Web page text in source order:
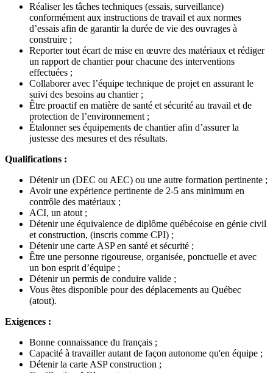
Réaliser les tâches techniques (essais, surveillance)
conformément aux instructions de travail et aux normes
d’essais afin de garantir la durée de vie des ouvrages à
construire ;
Reporter tout écart de mise en œuvre des matériaux et rédiger
un rapport de chantier pour chacune des interventions
effectuées ;
Collaborer avec l’équipe technique de projet en assurant le
suivi des besoins au chantier ;
Être proactif en matière de santé et sécurité au travail et de
protection de l’environnement ;
Étalonner ses équipements de chantier afin d’assurer la
justesse des mesures et des résultats.
Qualifications :
Détenir un (DEC ou AEC) ou une autre formation pertinente ;
Avoir une expérience pertinente de 2-5 ans minimum en
contrôle des matériaux ;
ACI, un atout ;
Détenir une équivalence de diplôme québécoise en génie civil
et construction, (inscris comme CPI) ;
Détenir une carte ASP en santé et sécurité ;
Être une personne rigoureuse, organisée, ponctuelle et avec
un bon esprit d’équipe ;
Détenir un permis de conduire valide ;
Vous êtes disponible pour des déplacements au Québec
(atout).
Exigences :
Bonne connaissance du français ;
Capacité à travailler autant de façon autonome qu'en équipe ;
Détenir la carte ASP construction ;